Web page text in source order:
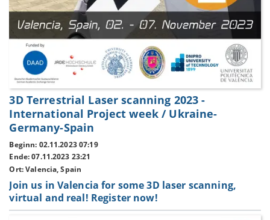
3D Terrestrial Laser scanning 2023 -
International Project week / Ukraine-
Germany-Spain
Beginn: 02.11.2023 07:19
Ende: 07.11.2023 23:21
Ort: Valencia, Spain
Join us in Valencia for some 3D laser scanning,
virtual and real! Register now!